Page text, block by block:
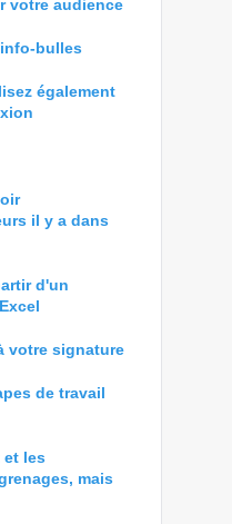
votre audience
bulles
également
il y a dans
d'un
votre signature
de travail
et les
mais